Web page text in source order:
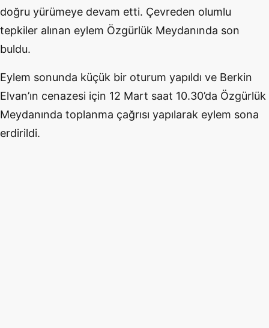
doğru yürümeye devam etti. Çevreden olumlu
tepkiler alınan eylem Özgürlük Meydanında son
buldu.
Eylem sonunda küçük bir oturum yapıldı ve Berkin
Elvan’ın cenazesi için 12 Mart saat 10.30’da Özgürlük
Meydanında toplanma çağrısı yapılarak eylem sona
erdirildi.